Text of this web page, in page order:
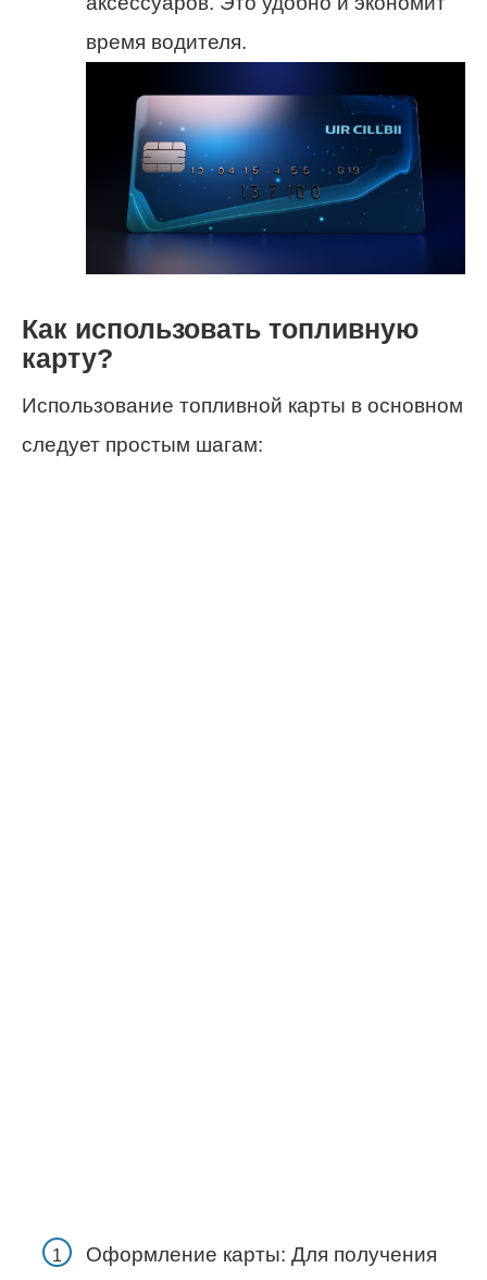
время водителя.
Как использовать топливную
карту?
Использование топливной карты в основном
следует простым шагам:
Оформление карты: Для получения